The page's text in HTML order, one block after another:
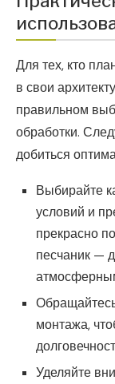
Для тех, кто
в свои
правильном
обработки.
добиться
Выбирайте
условий и
прекрасно
песчаник —
монтажа,
Уделяйте